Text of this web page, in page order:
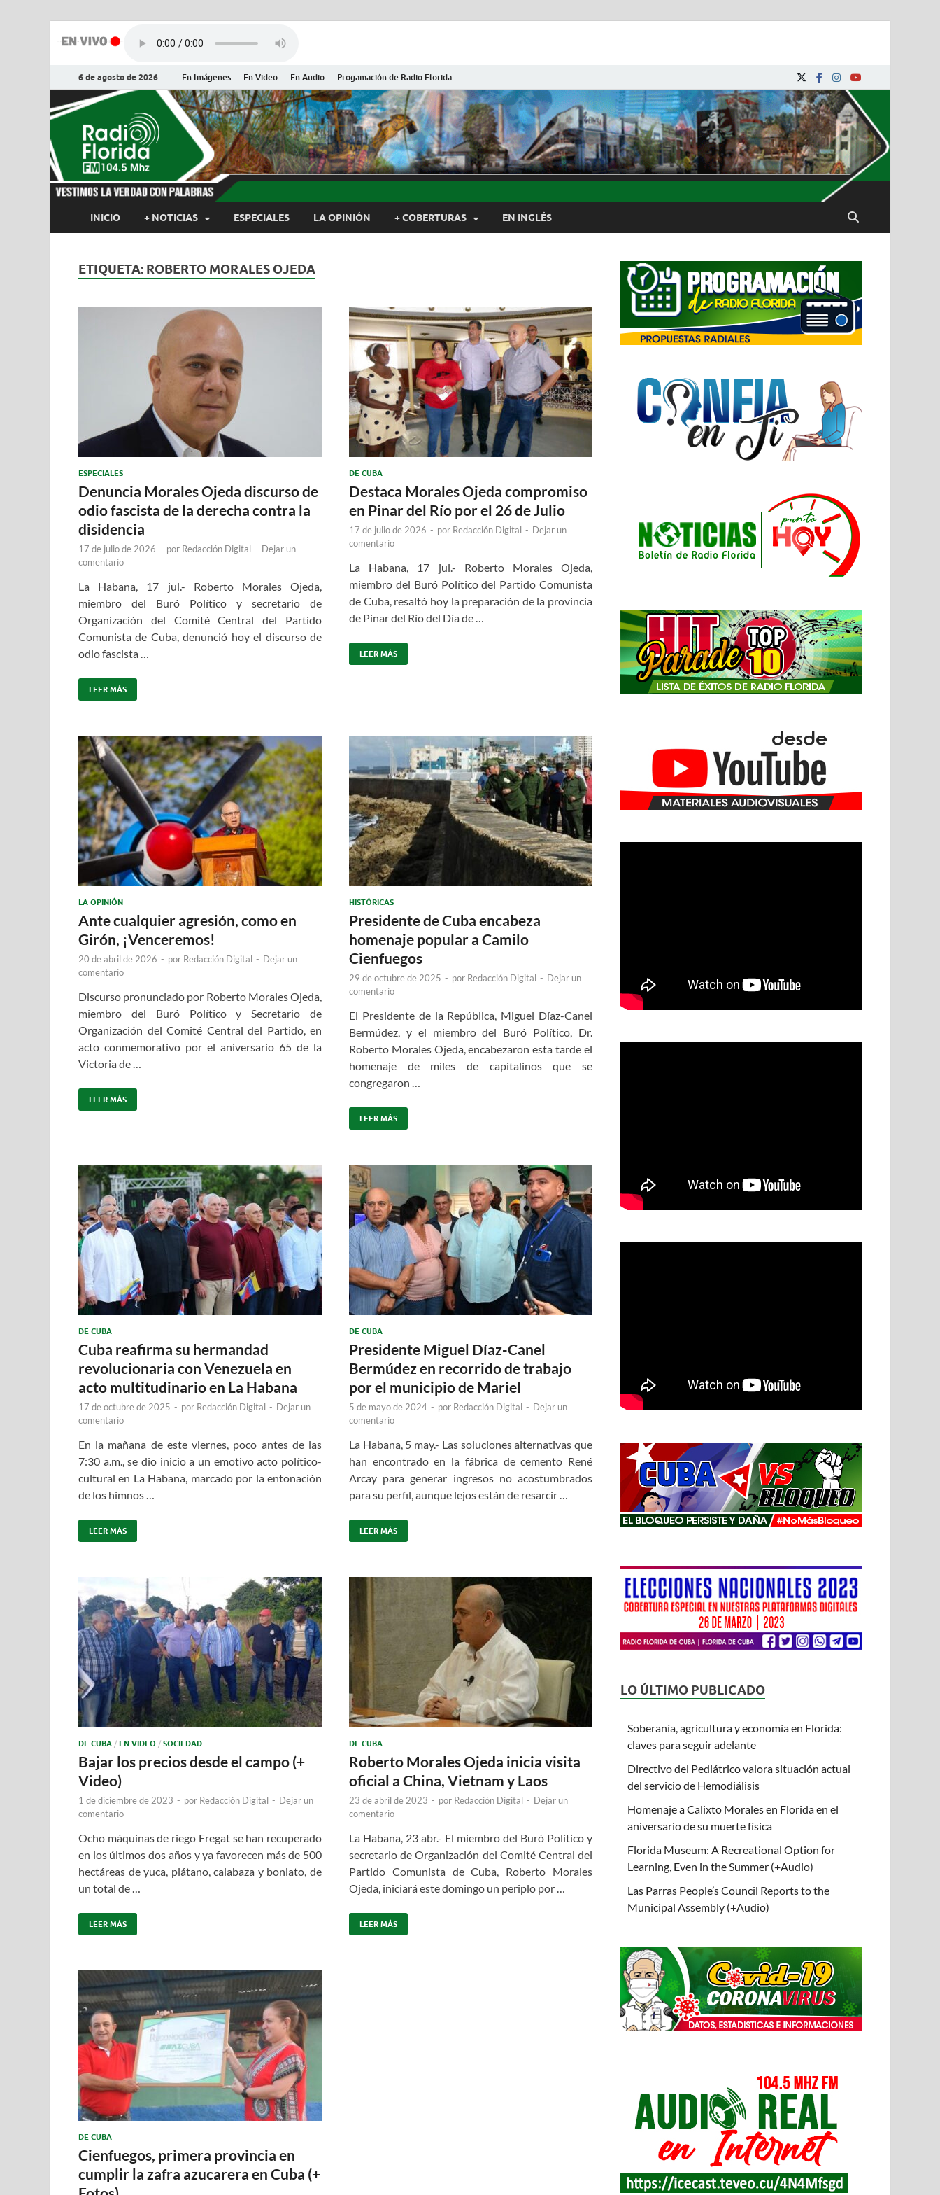
6 de agosto de 2026 En Imágenes En Video En Audio Progamación de Radio Florida
Radio Florida de Cuba
Noticias y Actualidades de Florida, Camagüey, Cuba
INICIO + NOTICIAS ESPECIALES LA OPINIÓN + COBERTURAS EN INGLÉS
ETIQUETA: ROBERTO MORALES OJEDA
ESPECIALES
Denuncia Morales Ojeda discurso de
odio fascista de la derecha contra la
disidencia
17 de julio de 2026 - por Redacción Digital - Dejar un
comentario
La Habana, 17 jul.- Roberto Morales Ojeda,
miembro del Buró Político y secretario de
Organización del Comité Central del Partido
Comunista de Cuba, denunció hoy el discurso de
odio fascista …
LEER MÁS
DE CUBA
Destaca Morales Ojeda compromiso
en Pinar del Río por el 26 de Julio
17 de julio de 2026 - por Redacción Digital - Dejar un
comentario
La Habana, 17 jul.- Roberto Morales Ojeda,
miembro del Buró Político del Partido Comunista
de Cuba, resaltó hoy la preparación de la provincia
de Pinar del Río del Día de …
LEER MÁS
LA OPINIÓN
Ante cualquier agresión, como en
Girón, ¡Venceremos!
20 de abril de 2026 - por Redacción Digital - Dejar un
comentario
Discurso pronunciado por Roberto Morales Ojeda,
miembro del Buró Político y Secretario de
Organización del Comité Central del Partido, en
acto conmemorativo por el aniversario 65 de la
Victoria de …
LEER MÁS
HISTÓRICAS
Presidente de Cuba encabeza
homenaje popular a Camilo
Cienfuegos
29 de octubre de 2025 - por Redacción Digital - Dejar un
comentario
El Presidente de la República, Miguel Díaz-Canel
Bermúdez, y el miembro del Buró Político, Dr.
Roberto Morales Ojeda, encabezaron esta tarde el
homenaje de miles de capitalinos que se
congregaron …
LEER MÁS
DE CUBA
Cuba reafirma su hermandad
revolucionaria con Venezuela en
acto multitudinario en La Habana
17 de octubre de 2025 - por Redacción Digital - Dejar un
comentario
En la mañana de este viernes, poco antes de las
7:30 a.m., se dio inicio a un emotivo acto político-
cultural en La Habana, marcado por la entonación
de los himnos …
LEER MÁS
DE CUBA
Presidente Miguel Díaz-Canel
Bermúdez en recorrido de trabajo
por el municipio de Mariel
5 de mayo de 2024 - por Redacción Digital - Dejar un
comentario
La Habana, 5 may.- Las soluciones alternativas que
han encontrado en la fábrica de cemento René
Arcay para generar ingresos no acostumbrados
para su perfil, aunque lejos están de resarcir …
LEER MÁS
DE CUBA / EN VIDEO / SOCIEDAD
Bajar los precios desde el campo (+
Video)
1 de diciembre de 2023 - por Redacción Digital - Dejar un
comentario
Ocho máquinas de riego Fregat se han recuperado
en los últimos dos años y ya favorecen más de 500
hectáreas de yuca, plátano, calabaza y boniato, de
un total de …
LEER MÁS
DE CUBA
Roberto Morales Ojeda inicia visita
oficial a China, Vietnam y Laos
23 de abril de 2023 - por Redacción Digital - Dejar un
comentario
La Habana, 23 abr.- El miembro del Buró Político y
secretario de Organización del Comité Central del
Partido Comunista de Cuba, Roberto Morales
Ojeda, iniciará este domingo un periplo por …
LEER MÁS
DE CUBA
Cienfuegos, primera provincia en
cumplir la zafra azucarera en Cuba (+
LO ÚLTIMO PUBLICADO
Soberanía, agricultura y economía en Florida:
claves para seguir adelante
Directivo del Pediátrico valora situación actual
del servicio de Hemodiálisis
Homenaje a Calixto Morales en Florida en el
aniversario de su muerte física
Florida Museum: A Recreational Option for
Learning, Even in the Summer (+Audio)
Las Parras People’s Council Reports to the
Municipal Assembly (+Audio)